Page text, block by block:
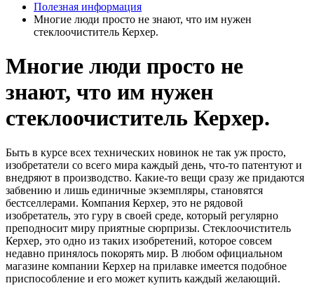
Полезная информация
Многие люди просто не знают, что им нужен
стеклоочиститель Керхер.
Многие люди просто не
знают, что им нужен
стеклоочиститель Керхер.
Быть в курсе всех технических новинок не так уж просто,
изобретатели со всего мира каждый день, что-то патентуют и
внедряют в производство. Какие-то вещи сразу же придаются
забвению и лишь единичные экземпляры, становятся
бестселлерами. Компания Керхер, это не рядовой
изобретатель, это гуру в своей среде, который регулярно
преподносит миру приятные сюрпризы. Стеклоочиститель
Керхер, это одно из таких изобретений, которое совсем
недавно принялось покорять мир. В любом официальном
магазине компании Керхер на прилавке имеется подобное
приспособление и его может купить каждый желающий.